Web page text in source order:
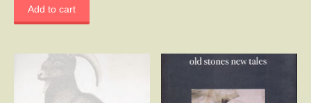
Add to cart